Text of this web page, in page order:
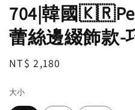
704|韓國
蕾絲邊綴飾款-
Regular
NT$ 2,180
大小